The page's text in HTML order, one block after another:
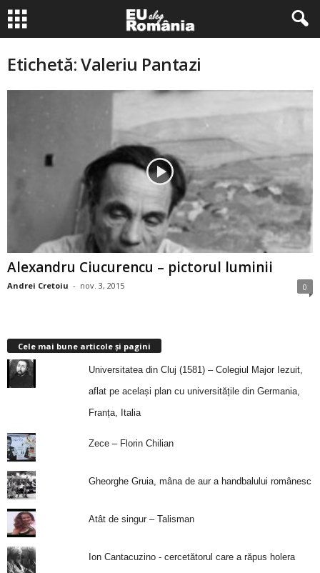
Etichetă: Valeriu Pantazi
Alexandru Ciucurencu – pictorul luminii
Andrei Cretoiu - nov. 3, 2015 0
Cele mai bune articole și pagini
Universitatea din Cluj (1581) – Colegiul Major Iezuit,
aflat pe același plan cu universitățile din Germania,
Franța, Italia
Zece – Florin Chilian
Gheorghe Gruia, mâna de aur a handbalului românesc
Atât de singur – Talisman
Ion Cantacuzino - cercetătorul care a răpus holera